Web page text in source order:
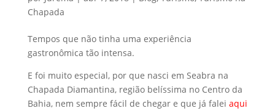
Chapada
Tempos que não tinha uma experiência
gastronômica tão intensa.
E foi muito especial, por que nasci em Seabra na
Chapada Diamantina, região belíssima no Centro da
Bahia, nem sempre fácil de chegar e que já falei aqui